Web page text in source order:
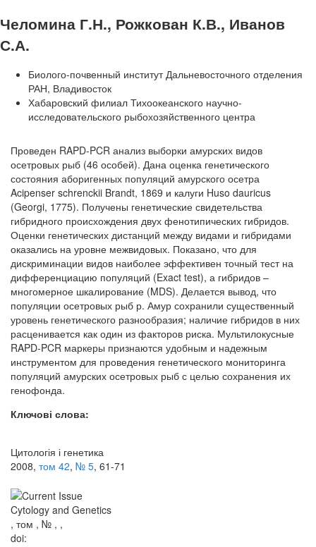
Челомина Г.Н., Рожкован К.В., Иванов
С.А.
Биолого-почвенный институт Дальневосточного отделения
РАН, Владивосток
Хабаровский филиал Тихоокеанского научно-
исследовательского рыбохозяйственного центра
Проведен RAPD-PCR анализ выборки амурских видов
осетровых рыб (46 особей). Дана оценка генетического
состояния аборигенных популяций амурского осетра
Acipenser schrenckii Brandt, 1869 и калуги Huso dauricus
(Georgi, 1775). Получены генетические свидетельства
гибридного происхождения двух фенотипических гибридов.
Оценки генетических дистанций между видами и гибридами
оказались на уровне межвидовых. Показано, что для
дискриминации видов наиболее эффективен точный тест на
дифференциацию популяций (Exact test), а гибридов –
многомерное шкалирование (MDS). Делается вывод, что
популяции осетровых рыб р. Амур сохранили существенный
уровень генетического разнообразия; наличие гибридов в них
расценивается как один из факторов риска. Мультилокусные
RAPD-PCR маркеры признаются удобным и надежным
инструментом для проведения генетического мониторинга
популяций амурских осетровых рыб с целью сохранения их
генофонда.
Ключові слова:
Цитологія і генетика
2008, том 42, № 5, 61-71
Cytology and Genetics
, том , № , ,
doi: